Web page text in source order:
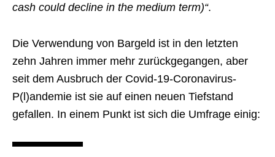
cash could decline in the medium term)“.
Die Verwendung von Bargeld ist in den letzten
zehn Jahren immer mehr zurückgegangen, aber
seit dem Ausbruch der Covid-19-Coronavirus-
P(l)andemie ist sie auf einen neuen Tiefstand
gefallen. In einem Punkt ist sich die Umfrage einig: